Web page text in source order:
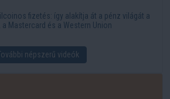
fizetés: így alakítja át a pénz világát a
a Mastercard és a Western Union
népszerű videók